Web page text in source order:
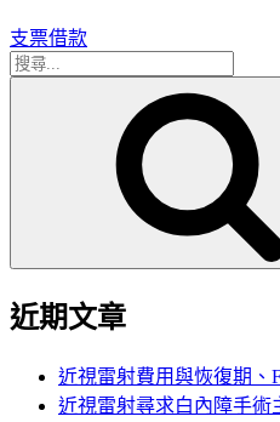
支票借款
搜
近期文章
近視雷射費用與恢復期、
近視雷射尋求白內障手術